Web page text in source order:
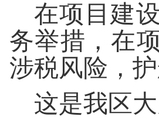
在项目建
务举措，在
涉税风险，
这是我区